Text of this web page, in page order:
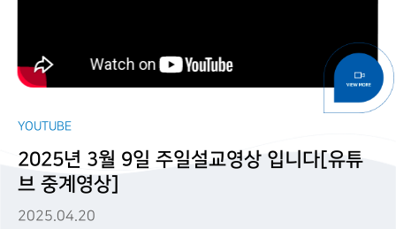
YOUTUBE
2025년 3월 9일 주일설교영상 입니다[유튜
브 중계영상]
2025.04.20